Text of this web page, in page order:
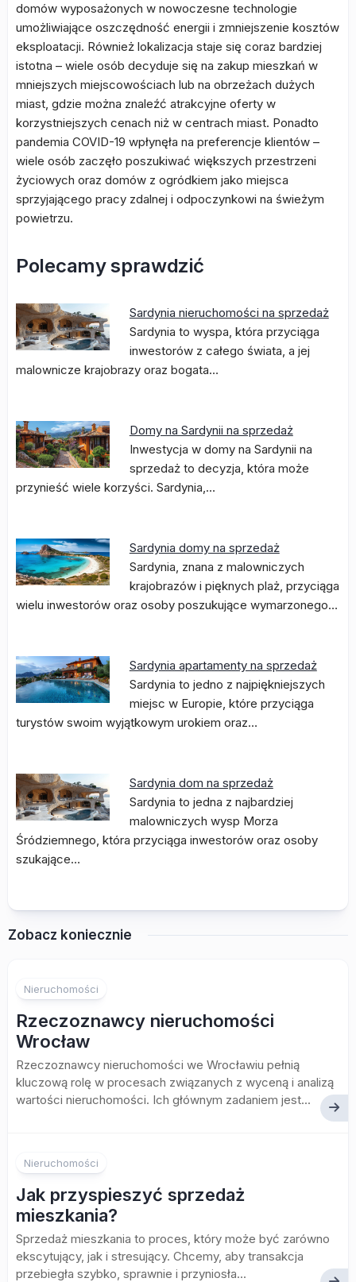
domów wyposażonych w nowoczesne technologie
umożliwiające oszczędność energii i zmniejszenie kosztów
eksploatacji. Również lokalizacja staje się coraz bardziej
istotna – wiele osób decyduje się na zakup mieszkań w
mniejszych miejscowościach lub na obrzeżach dużych
miast, gdzie można znaleźć atrakcyjne oferty w
korzystniejszych cenach niż w centrach miast. Ponadto
pandemia COVID-19 wpłynęła na preferencje klientów –
wiele osób zaczęło poszukiwać większych przestrzeni
życiowych oraz domów z ogródkiem jako miejsca
sprzyjającego pracy zdalnej i odpoczynkowi na świeżym
powietrzu.
Polecamy sprawdzić
Sardynia nieruchomości na sprzedaż
Sardynia to wyspa, która przyciąga
inwestorów z całego świata, a jej
malownicze krajobrazy oraz bogata…
Domy na Sardynii na sprzedaż
Inwestycja w domy na Sardynii na
sprzedaż to decyzja, która może
przynieść wiele korzyści. Sardynia,…
Sardynia domy na sprzedaż
Sardynia, znana z malowniczych
krajobrazów i pięknych plaż, przyciąga
wielu inwestorów oraz osoby poszukujące wymarzonego…
Sardynia apartamenty na sprzedaż
Sardynia to jedno z najpiękniejszych
miejsc w Europie, które przyciąga
turystów swoim wyjątkowym urokiem oraz…
Sardynia dom na sprzedaż
Sardynia to jedna z najbardziej
malowniczych wysp Morza
Śródziemnego, która przyciąga inwestorów oraz osoby
szukające…
Zobacz koniecznie
Nieruchomości
Rzeczoznawcy nieruchomości
Wrocław
Rzeczoznawcy nieruchomości we Wrocławiu pełnią
kluczową rolę w procesach związanych z wyceną i analizą
wartości nieruchomości. Ich głównym zadaniem jest...
Nieruchomości
Jak przyspieszyć sprzedaż
mieszkania?
Sprzedaż mieszkania to proces, który może być zarówno
ekscytujący, jak i stresujący. Chcemy, aby transakcja
przebiegła szybko, sprawnie i przyniosła...